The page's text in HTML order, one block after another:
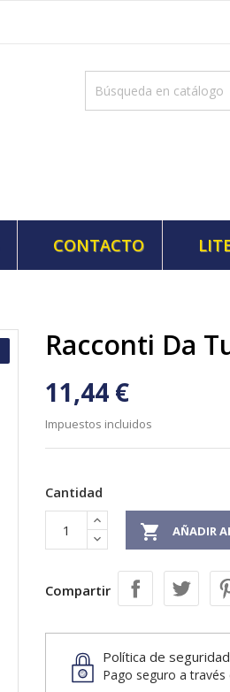
CONTACTO
Racconti Da
11,44 €
Impuestos incluidos
Cantidad
 AÑADIR
Compartir
Política de seguridad
Pago seguro a través